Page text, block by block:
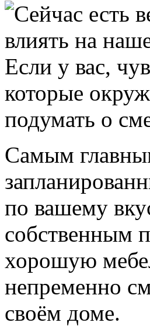
Сейчас есть
влиять на
Если у вас,
которые
подумать о
Самым
по вашему
собственным
хорошую
непременно
своём доме.